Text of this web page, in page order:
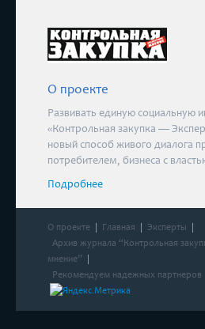
О проекте
Развивать единую социальную
«Контрольная закупка —
новый способ живого диалога
потребителем, бизнеса с
Подробнее
О проекте Главная
Эксперты
Архив журнала “Контрольная
мнение”
Рекомендуем надежных партнеров